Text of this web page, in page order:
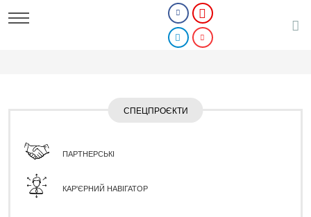
СПЕЦПРОЄКТИ
ПАРТНЕРСЬКІ
КАР'ЄРНИЙ НАВІГАТОР